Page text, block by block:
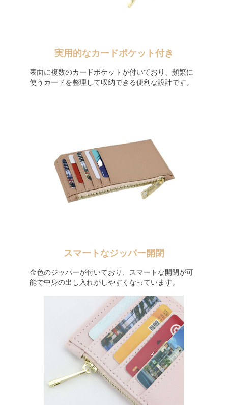
実用的なカードポケット付き
表面に複数のカードポケットが付いており、頻繁に
使うカードを整理して収納できる便利な設計です。
スマートなジッパー開閉
金色のジッパーが付いており、スマートな開閉が可
能で中身の出し入れがしやすくなっています。